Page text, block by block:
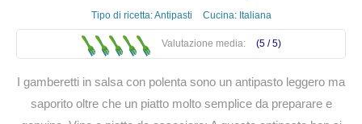
Tipo di ricetta:Antipasti Cucina: Italiana
Valutazione media: (5 /5)
I gamberetti in salsa con polenta sono un antipasto leggero ma
saporito oltre che un piatto molto semplice da preparare e